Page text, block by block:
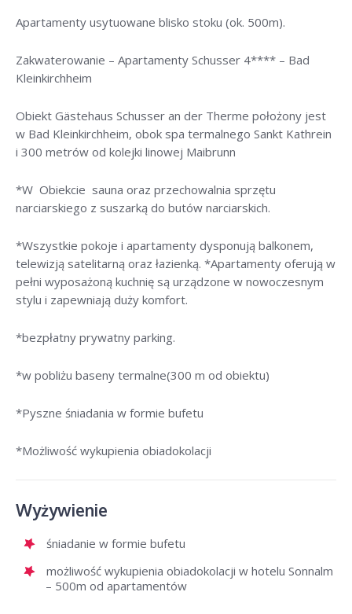
Apartamenty usytuowane blisko stoku (ok. 500m).
Zakwaterowanie – Apartamenty Schusser 4**** – Bad
Kleinkirchheim
Obiekt Gästehaus Schusser an der Therme położony jest
w Bad Kleinkirchheim, obok spa termalnego Sankt Kathrein
i 300 metrów od kolejki linowej Maibrunn
*W Obiekcie sauna oraz przechowalnia sprzętu
narciarskiego z suszarką do butów narciarskich.
*Wszystkie pokoje i apartamenty dysponują balkonem,
telewizją satelitarną oraz łazienką. *Apartamenty oferują w
pełni wyposażoną kuchnię są urządzone w nowoczesnym
stylu i zapewniają duży komfort.
*bezpłatny prywatny parking.
*w pobliżu baseny termalne(300 m od obiektu)
*Pyszne śniadania w formie bufetu
*Możliwość wykupienia obiadokolacji
Wyżywienie
śniadanie w formie bufetu
możliwość wykupienia obiadokolacji w hotelu Sonnalm
– 500m od apartamentów